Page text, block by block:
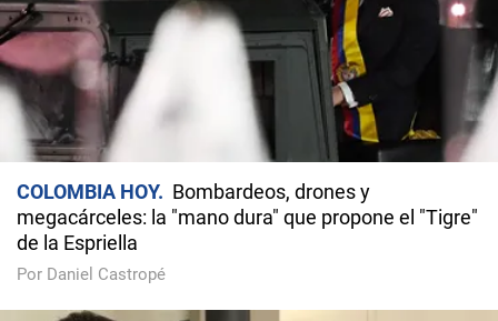
COLOMBIA HOY
Bombardeos, drones y
megacárceles: la "mano dura" que propone el "Tigre"
de la Espriella
Por Daniel Castropé